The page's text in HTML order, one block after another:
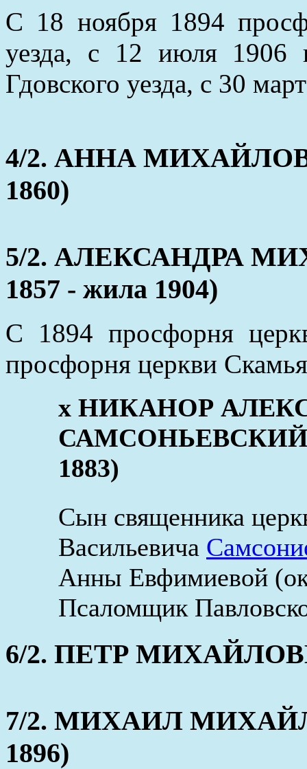
С 18 ноября 1894
уезда, с 12 июля 1906
Гдовского уезда, с 30
4/2. АННА
1860)
5/2. АЛЕКСАНДРА
1857 - жила 1904)
С 1894 просфорня
просфорня церкви
x НИКАНОР
САМСОНЬЕВСКИЙ
1883)
Сын священника
Васильевича
Анны Евфимиевой
Псаломщик
6/2. ПЕТР
7/2. МИХАИЛ
1896)